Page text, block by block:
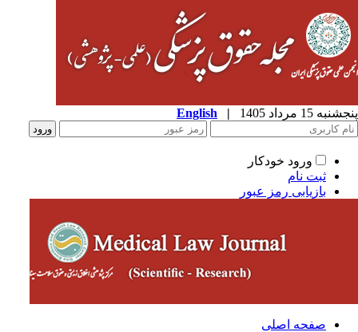
15 مرداد 1405 |
English
ورود خودکار
ثبت نام
بازیابی رمز عبور
صفحه اصلی